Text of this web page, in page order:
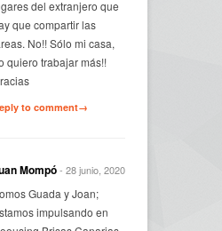
del extranjero que
que compartir las
No!! Sólo mi casa,
quiero trabajar más!!
to comment→
Mompó- 28 junio, 2020
Guada y Joan;
impulsando en